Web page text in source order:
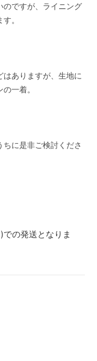
のですが、ライニング
。
ありますが、生地に
一着。
に是非ご検討くださ
の発送となりま